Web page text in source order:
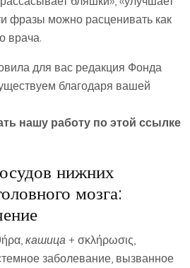
фразы можно расценивать как
врача.
для вас редакция Фонда
благодаря вашей
нашу работу по этой ссылке
нижних
мозга:
кашица + σκλήρωσις,
заболевание, вызванное